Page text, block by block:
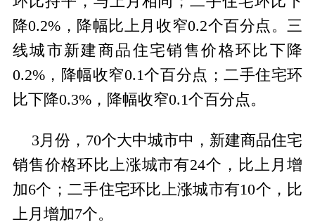
降0.2%，降幅比上月收窄0.2个百分点。三
线城市新建商品住宅销售价格环比下降
0.2%，降幅收窄0.1个百分点；二手住宅环
比下降0.3%，降幅收窄0.1个百分点。
3月份，70个大中城市中，新建商品住宅
销售价格环比上涨城市有24个，比上月增
加6个；二手住宅环比上涨城市有10个，比
上月增加7个。